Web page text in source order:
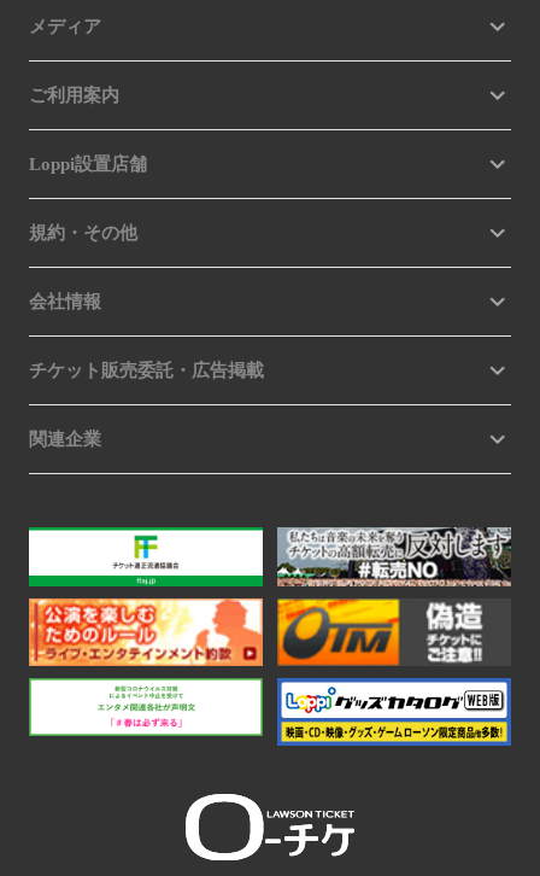
メディア
ご利用案内
Loppi設置店舗
規約・その他
会社情報
チケット販売委託・広告掲載
関連企業